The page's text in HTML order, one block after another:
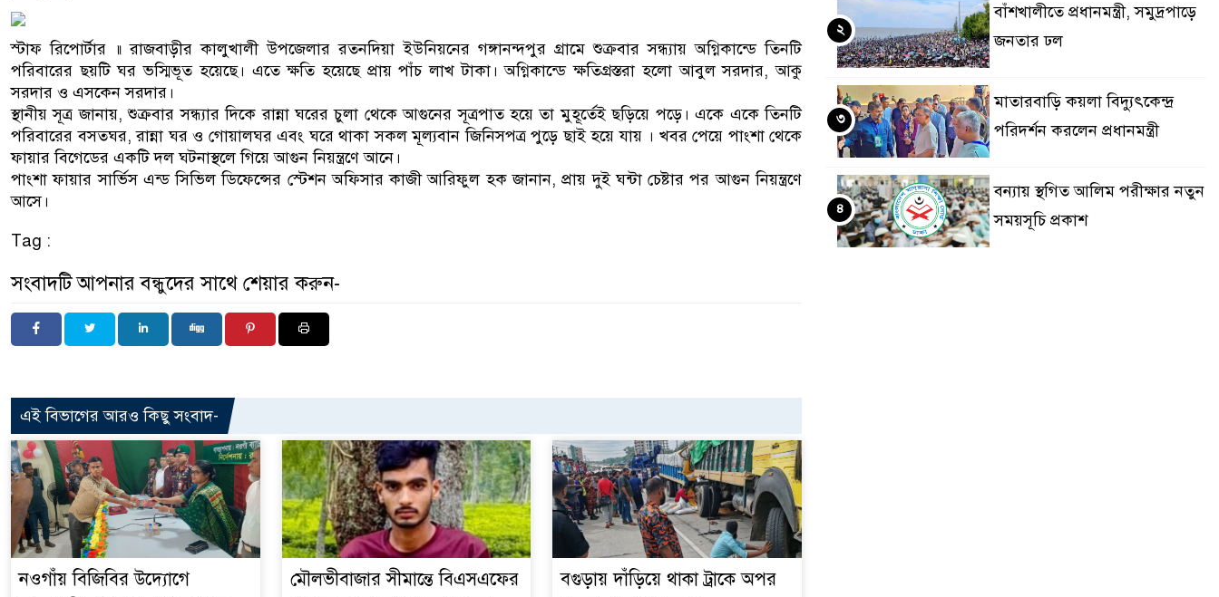
স্টাফ রিপোর্টার ॥ রাজবাড়ীর কালুখালী উপজেলার রতনদিয়া ইউনিয়নের গঙ্গানন্দপুর গ্রামে শুক্রবার সন্ধ্যায় অগ্নিকান্ডে তিনটি
পরিবারের ছয়টি ঘর ভস্মিভূত হয়েছে। এতে ক্ষতি হয়েছে প্রায় পাঁচ লাখ টাকা। অগ্নিকান্ডে ক্ষতিগ্রস্তরা হলো আবুল সরদার, আকু
সরদার ও এসকেন সরদার।
স্থানীয় সূত্র জানায়, শুক্রবার সন্ধ্যার দিকে রান্না ঘরের চুলা থেকে আগুনের সূত্রপাত হয়ে তা মুহূর্তেই ছড়িয়ে পড়ে। একে একে তিনটি
পরিবারের বসতঘর, রান্না ঘর ও গোয়ালঘর এবং ঘরে থাকা সকল মূল্যবান জিনিসপত্র পুড়ে ছাই হয়ে যায় । খবর পেয়ে পাংশা থেকে
ফায়ার বিগেডের একটি দল ঘটনাস্থলে গিয়ে আগুন নিয়ন্ত্রণে আনে।
পাংশা ফায়ার সার্ভিস এন্ড সিভিল ডিফেন্সের স্টেশন অফিসার কাজী আরিফুল হক জানান, প্রায় দুই ঘন্টা চেষ্টার পর আগুন নিয়ন্ত্রণে
আসে।
Tag :
সংবাদটি আপনার বন্ধুদের সাথে শেয়ার করুন-
এই বিভাগের আরও কিছু সংবাদ-
নওগাঁয় বিজিবির উদ্যোগে
মৌলভীবাজার সীমান্তে বিএসএফের
বগুড়ায় দাঁড়িয়ে থাকা ট্রাকে অপর
বাঁশখালীতে প্রধানমন্ত্রী, সমুদ্রপাড়ে
জনতার ঢল
২
মাতারবাড়ি কয়লা বিদ্যুৎকেন্দ্র
পরিদর্শন করলেন প্রধানমন্ত্রী
৩
বন্যায় স্থগিত আলিম পরীক্ষার নতুন
সময়সূচি প্রকাশ
৪